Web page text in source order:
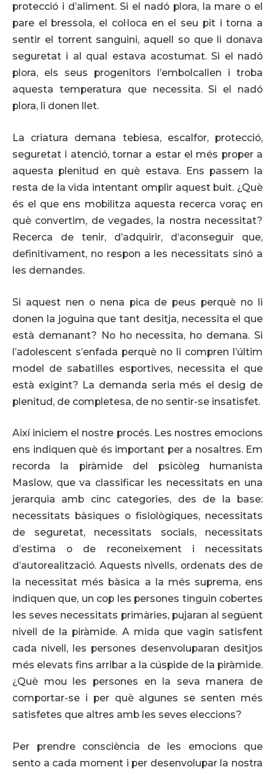
protecció i d’aliment. Si el nadó plora, la mare o el
pare el bressola, el col·loca en el seu pit i torna a
sentir el torrent sanguini, aquell so que li donava
seguretat i al qual estava acostumat. Si el nadó
plora, els seus progenitors l’embolcallen i troba
aquesta temperatura que necessita. Si el nadó
plora, li donen llet.
La criatura demana tebiesa, escalfor, protecció,
seguretat i atenció, tornar a estar el més proper a
aquesta plenitud en què estava. Ens passem la
resta de la vida intentant omplir aquest buit. ¿Què
és el que ens mobilitza aquesta recerca voraç en
què convertim, de vegades, la nostra necessitat?
Recerca de tenir, d’adquirir, d’aconseguir que,
definitivament, no respon a les necessitats sinó a
les demandes.
Si aquest nen o nena pica de peus perquè no li
donen la joguina que tant desitja, necessita el que
està demanant? No ho necessita, ho demana. Si
l’adolescent s’enfada perquè no li compren l’últim
model de sabatilles esportives, necessita el que
està exigint? La demanda seria més el desig de
plenitud, de completesa, de no sentir-se insatisfet.
Així iniciem el nostre procés. Les nostres emocions
ens indiquen què és important per a nosaltres. Em
recorda la piràmide del psicòleg humanista
Maslow, que va classificar les necessitats en una
jerarquia amb cinc categories, des de la base:
necessitats bàsiques o fisiològiques, necessitats
de seguretat, necessitats socials, necessitats
d’estima o de reconeixement i necessitats
d’autorealització. Aquests nivells, ordenats des de
la necessitat més bàsica a la més suprema, ens
indiquen que, un cop les persones tinguin cobertes
les seves necessitats primàries, pujaran al següent
nivell de la piràmide. A mida que vagin satisfent
cada nivell, les persones desenvoluparan desitjos
més elevats fins arribar a la cúspide de la piràmide.
¿Què mou les persones en la seva manera de
comportar-se i per què algunes se senten més
satisfetes que altres amb les seves eleccions?
Per prendre consciència de les emocions que
sento a cada moment i per desenvolupar la nostra